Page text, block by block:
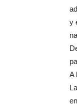
y
A